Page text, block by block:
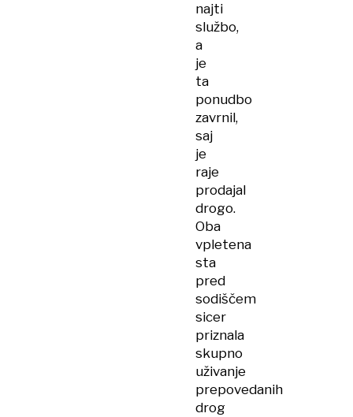
najti
službo,
a
je
ta
ponudbo
zavrnil,
saj
je
raje
prodajal
drogo.
Oba
vpletena
sta
pred
sodiščem
sicer
priznala
skupno
uživanje
prepovedanih
drog